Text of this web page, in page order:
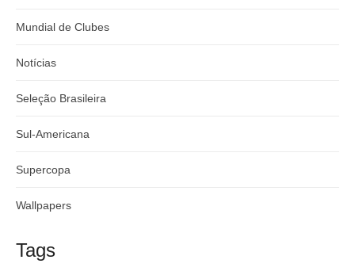
Mundial de Clubes
Notícias
Seleção Brasileira
Sul-Americana
Supercopa
Wallpapers
Tags